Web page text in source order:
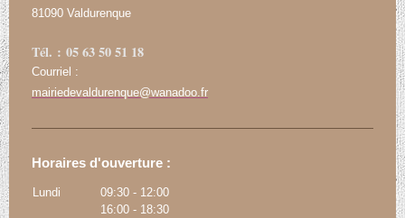
81090 Valdurenque
Tél. : 05 63 50 51 18
Courriel :
mairiedevaldurenque@wanadoo.fr
Horaires d'ouverture :
Lundi 09:30 - 12:00
16:00 - 18:30